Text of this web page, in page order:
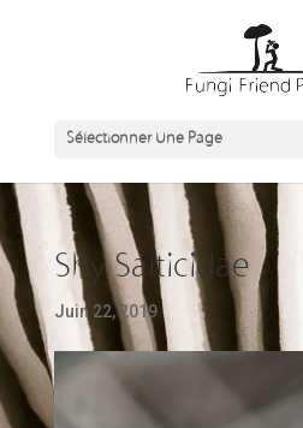
Sélectionner Une Page
Shy Salticidae
Juin 22, 2019